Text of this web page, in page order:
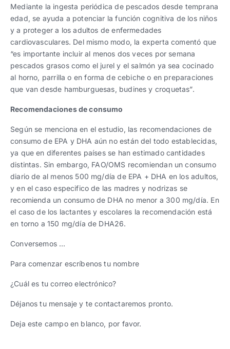
Mediante la ingesta periódica de pescados desde temprana
edad, se ayuda a potenciar la función cognitiva de los niños
y a proteger a los adultos de enfermedades
cardiovasculares. Del mismo modo, la experta comentó que
“es importante incluir al menos dos veces por semana
pescados grasos como el jurel y el salmón ya sea cocinado
al horno, parrilla o en forma de cebiche o en preparaciones
que van desde hamburguesas, budines y croquetas”.
Recomendaciones de consumo
Según se menciona en el estudio, las recomendaciones de
consumo de EPA y DHA aún no están del todo establecidas,
ya que en diferentes países se han estimado cantidades
distintas. Sin embargo, FAO/OMS recomiendan un consumo
diario de al menos 500 mg/día de EPA + DHA en los adultos,
y en el caso especifico de las madres y nodrizas se
recomienda un consumo de DHA no menor a 300 mg/día. En
el caso de los lactantes y escolares la recomendación está
en torno a 150 mg/día de DHA26.
Conversemos …
Para comenzar escríbenos tu nombre
¿Cuál es tu correo electrónico?
Déjanos tu mensaje y te contactaremos pronto.
Deja este campo en blanco, por favor.